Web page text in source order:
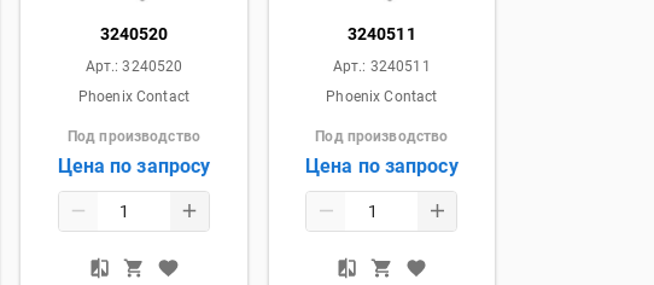
3240520
Арт.:3240520
Phoenix Contact
Под производство
Цена по запросу
3240511
Арт.: 3240511
Phoenix Contact
Под производство
Цена по запросу